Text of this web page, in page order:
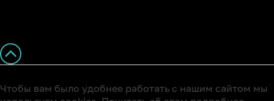
Чтобы вам было удобнее работать с нашим сайтом мы